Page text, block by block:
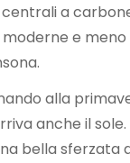
a
e
alla
anche il sole.
bella sferzata